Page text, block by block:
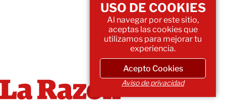
USO DE COOKIES
Al navegar por este sitio,
aceptas las cookies que
utilizamos para mejorar tu
experiencia.
Acepto Cookies
Aviso de privacidad